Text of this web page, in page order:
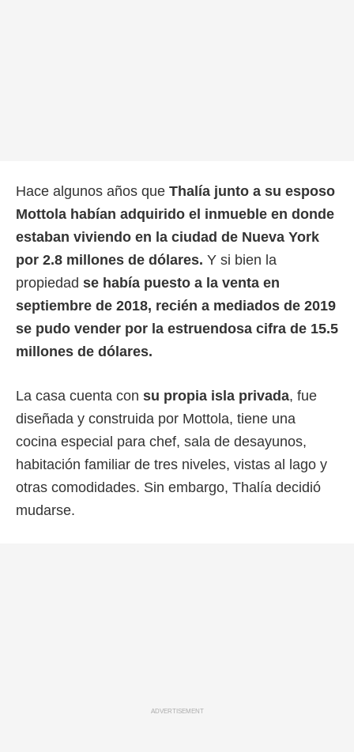
Hace algunos años que Thalía junto a su esposo
Mottola habían adquirido el inmueble en donde
estaban viviendo en la ciudad de Nueva York
por 2.8 millones de dólares. Y si bien la
propiedad se había puesto a la venta en
septiembre de 2018, recién a mediados de 2019
se pudo vender por la estruendosa cifra de 15.5
millones de dólares.
La casa cuenta con su propia isla privada, fue
diseñada y construida por Mottola, tiene una
cocina especial para chef, sala de desayunos,
habitación familiar de tres niveles, vistas al lago y
otras comodidades. Sin embargo, Thalía decidió
mudarse.
ADVERTISEMENT